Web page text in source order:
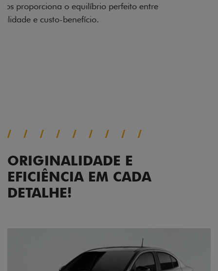
As rodas de liga leve com desenho dinâmico e
acabamento diamantado elevam o estilo do Fiat
ORIGINALIDADE E
EFICIÊNCIA EM CADA
DETALHE!